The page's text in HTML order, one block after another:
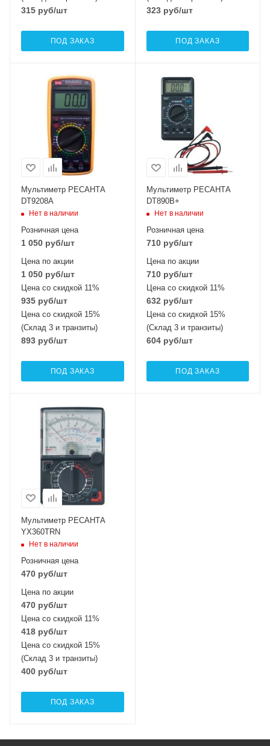
315 руб/шт
ПОД ЗАКАЗ
323руб/шт
ПОД ЗАКАЗ
Мультиметр РЕСАНТА
DT9208A
Нет в наличии
Розничная цена
1 050 руб/шт
Цена по акции
1 050 руб/шт
Цена со скидкой 11%
935 руб/шт
Цена со скидкой 15%
(Склад 3 и транзиты)
893 руб/шт
ПОД ЗАКАЗ
Мультиметр РЕСАНТА
DT890B+
Нет в наличии
Розничная цена
710руб/шт
Цена по акции
710руб/шт
Цена со скидкой 11%
632 руб/шт
Цена со скидкой 15%
(Склад 3 и транзиты)
604руб/шт
ПОД ЗАКАЗ
Мультиметр РЕСАНТА
YX360TRN
Нет в наличии
Розничная цена
470 руб/шт
Цена по акции
470 руб/шт
Цена со скидкой 11%
418 руб/шт
Цена со скидкой 15%
(Склад 3 и транзиты)
400 руб/шт
ПОД ЗАКАЗ